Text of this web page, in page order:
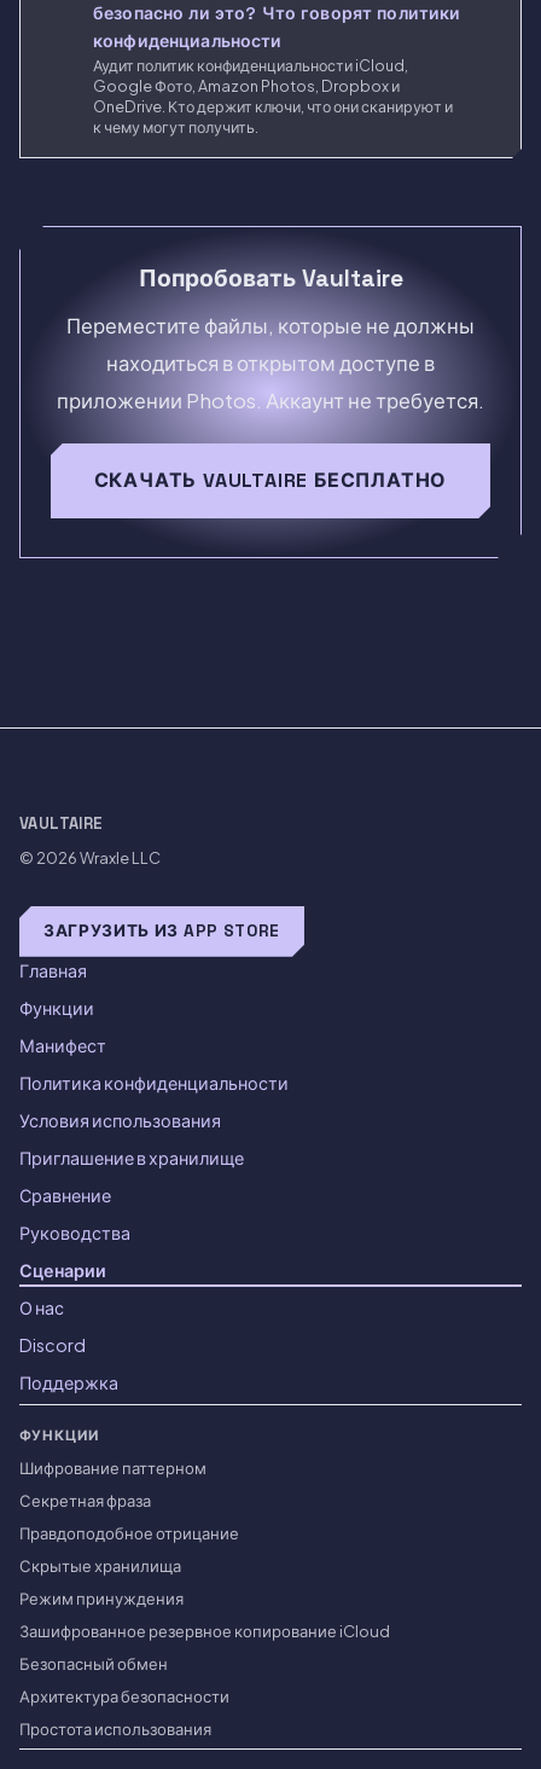
безопасно ли это? Что говорят политики
конфиденциальности
Аудит политик конфиденциальности iCloud,
Google Фото, Amazon Photos, Dropbox и
OneDrive. Кто держит ключи, что они сканируют и
к чему могут получить.
Попробовать Vaultaire
Переместите файлы, которые не должны
находиться в открытом доступе в
приложении Photos. Аккаунт не требуется.
СКАЧАТЬ VAULTAIRE БЕСПЛАТНО
VAULTAIRE
© 2026Wraxle LLC
ЗАГРУЗИТЬ ИЗ APP STORE
Главная
Функции
Манифест
Политика конфиденциальности
Условия использования
Приглашение в хранилище
Сравнение
Руководства
Сценарии
О нас
Discord
Поддержка
ФУНКЦИИ
Шифрование паттерном
Секретная фраза
Правдоподобное отрицание
Скрытые хранилища
Режим принуждения
Зашифрованное резервное копирование iCloud
Безопасный обмен
Архитектура безопасности
Простота использования